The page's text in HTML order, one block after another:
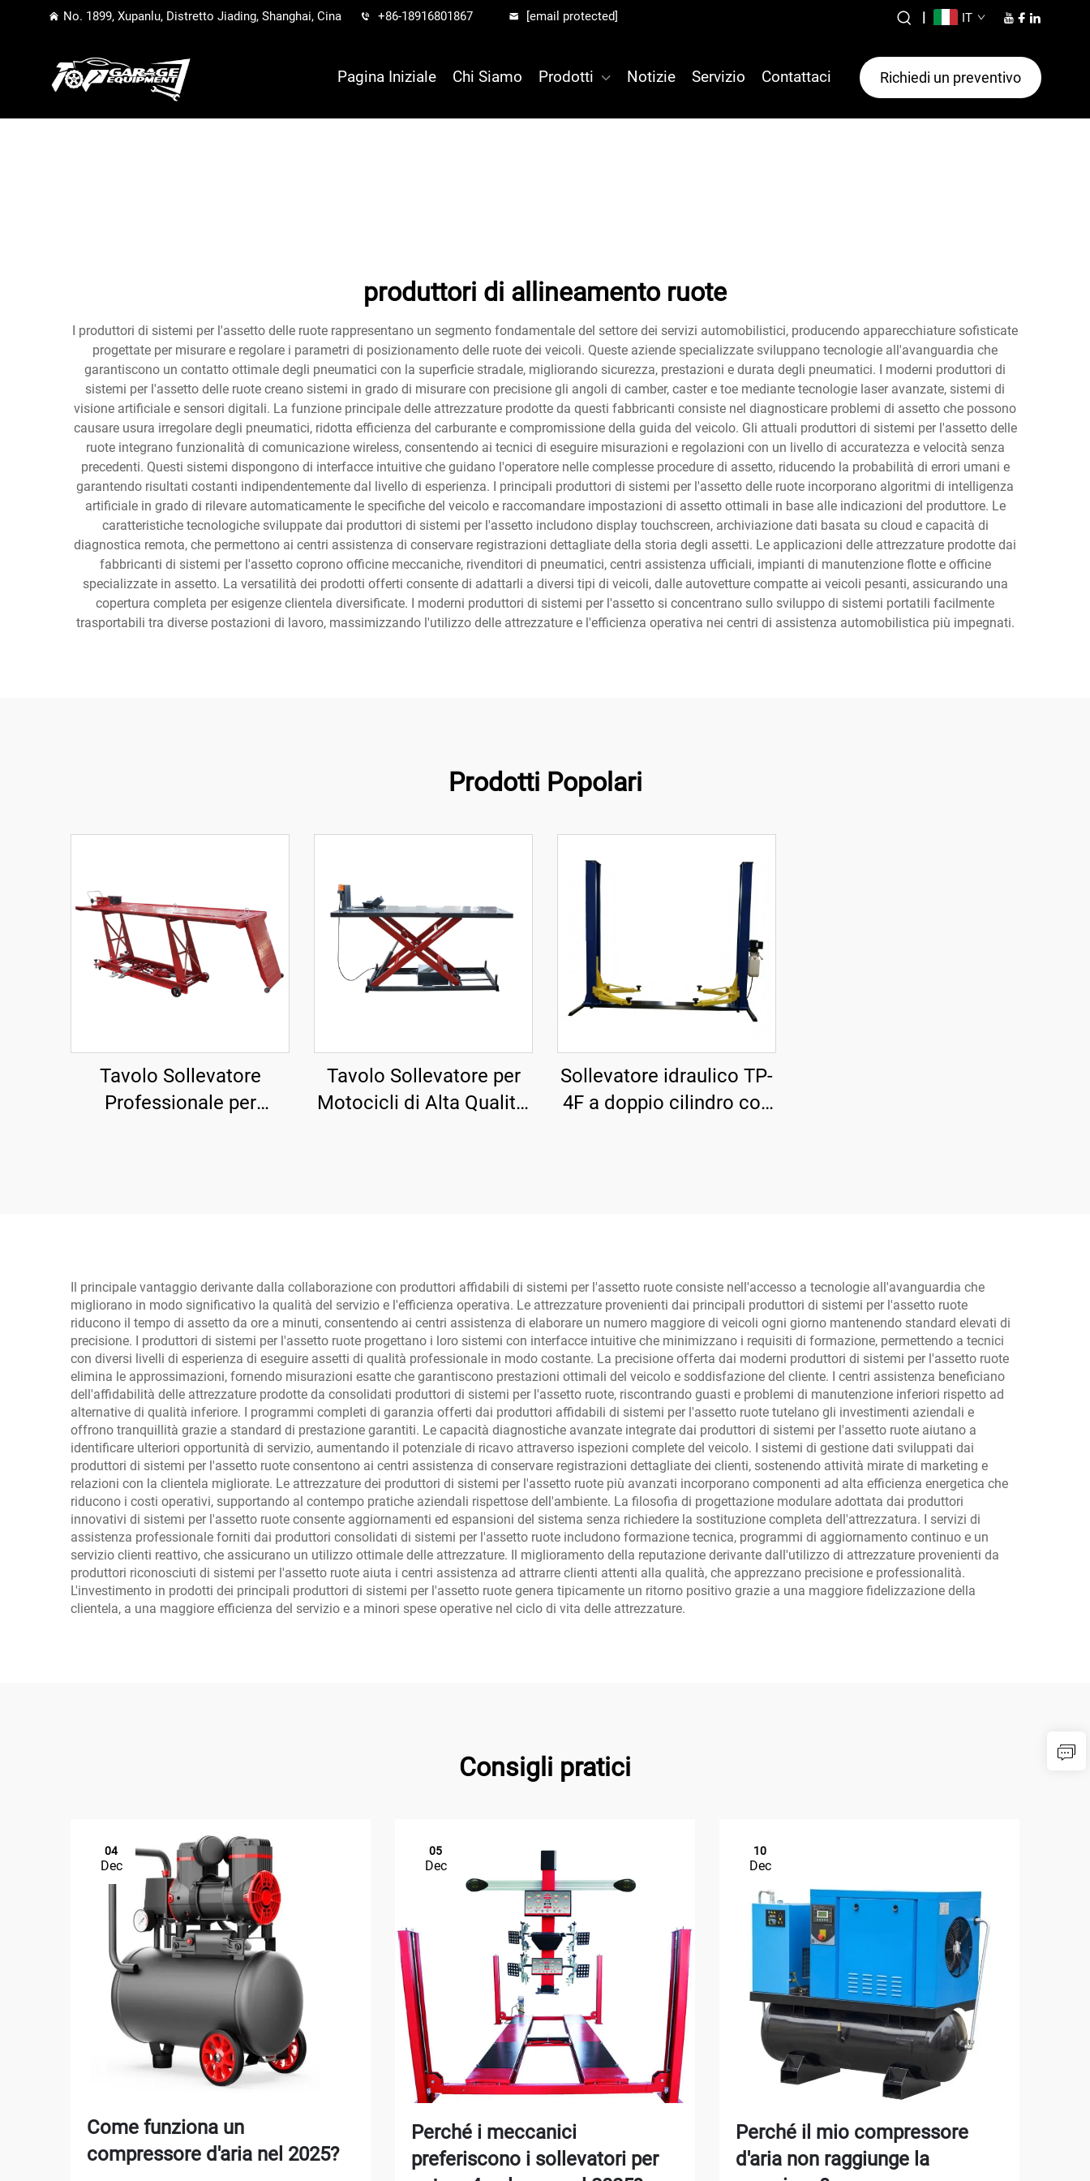
No. 1899, Xupanlu, Distretto Jiading, Shanghai, Cina +86-18916801867 [email protected] | IT
Pagina Iniziale Chi Siamo Prodotti Notizie Servizio Contattaci Richiedi un preventivo
produttori di allineamento ruote
I produttori di sistemi per l'assetto delle ruote rappresentano un segmento fondamentale del settore dei servizi automobilistici, producendo apparecchiature sofisticate
progettate per misurare e regolare i parametri di posizionamento delle ruote dei veicoli. Queste aziende specializzate sviluppano tecnologie all'avanguardia che
garantiscono un contatto ottimale degli pneumatici con la superficie stradale, migliorando sicurezza, prestazioni e durata degli pneumatici. I moderni produttori di
sistemi per l'assetto delle ruote creano sistemi in grado di misurare con precisione gli angoli di camber, caster e toe mediante tecnologie laser avanzate, sistemi di
visione artificiale e sensori digitali. La funzione principale delle attrezzature prodotte da questi fabbricanti consiste nel diagnosticare problemi di assetto che possono
causare usura irregolare degli pneumatici, ridotta efficienza del carburante e compromissione della guida del veicolo. Gli attuali produttori di sistemi per l'assetto delle
ruote integrano funzionalità di comunicazione wireless, consentendo ai tecnici di eseguire misurazioni e regolazioni con un livello di accuratezza e velocità senza
precedenti. Questi sistemi dispongono di interfacce intuitive che guidano l'operatore nelle complesse procedure di assetto, riducendo la probabilità di errori umani e
garantendo risultati costanti indipendentemente dal livello di esperienza. I principali produttori di sistemi per l'assetto delle ruote incorporano algoritmi di intelligenza
artificiale in grado di rilevare automaticamente le specifiche del veicolo e raccomandare impostazioni di assetto ottimali in base alle indicazioni del produttore. Le
caratteristiche tecnologiche sviluppate dai produttori di sistemi per l'assetto includono display touchscreen, archiviazione dati basata su cloud e capacità di
diagnostica remota, che permettono ai centri assistenza di conservare registrazioni dettagliate della storia degli assetti. Le applicazioni delle attrezzature prodotte dai
fabbricanti di sistemi per l'assetto coprono officine meccaniche, rivenditori di pneumatici, centri assistenza ufficiali, impianti di manutenzione flotte e officine
specializzate in assetto. La versatilità dei prodotti offerti consente di adattarli a diversi tipi di veicoli, dalle autovetture compatte ai veicoli pesanti, assicurando una
copertura completa per esigenze clientela diversificate. I moderni produttori di sistemi per l'assetto si concentrano sullo sviluppo di sistemi portatili facilmente
trasportabili tra diverse postazioni di lavoro, massimizzando l'utilizzo delle attrezzature e l'efficienza operativa nei centri di assistenza automobilistica più impegnati.
Prodotti Popolari
Tavolo Sollevatore
Professionale per
Tavolo Sollevatore per
Motocicli di Alta Qualità,
Sollevatore idraulico TP-
4F a doppio cilindro con
Il principale vantaggio derivante dalla collaborazione con produttori affidabili di sistemi per l'assetto ruote consiste nell'accesso a tecnologie all'avanguardia che
migliorano in modo significativo la qualità del servizio e l'efficienza operativa. Le attrezzature provenienti dai principali produttori di sistemi per l'assetto ruote
riducono il tempo di assetto da ore a minuti, consentendo ai centri assistenza di elaborare un numero maggiore di veicoli ogni giorno mantenendo standard elevati di
precisione. I produttori di sistemi per l'assetto ruote progettano i loro sistemi con interfacce intuitive che minimizzano i requisiti di formazione, permettendo a tecnici
con diversi livelli di esperienza di eseguire assetti di qualità professionale in modo costante. La precisione offerta dai moderni produttori di sistemi per l'assetto ruote
elimina le approssimazioni, fornendo misurazioni esatte che garantiscono prestazioni ottimali del veicolo e soddisfazione del cliente. I centri assistenza beneficiano
dell'affidabilità delle attrezzature prodotte da consolidati produttori di sistemi per l'assetto ruote, riscontrando guasti e problemi di manutenzione inferiori rispetto ad
alternative di qualità inferiore. I programmi completi di garanzia offerti dai produttori affidabili di sistemi per l'assetto ruote tutelano gli investimenti aziendali e
offrono tranquillità grazie a standard di prestazione garantiti. Le capacità diagnostiche avanzate integrate dai produttori di sistemi per l'assetto ruote aiutano a
identificare ulteriori opportunità di servizio, aumentando il potenziale di ricavo attraverso ispezioni complete del veicolo. I sistemi di gestione dati sviluppati dai
produttori di sistemi per l'assetto ruote consentono ai centri assistenza di conservare registrazioni dettagliate dei clienti, sostenendo attività mirate di marketing e
relazioni con la clientela migliorate. Le attrezzature dei produttori di sistemi per l'assetto ruote più avanzati incorporano componenti ad alta efficienza energetica che
riducono i costi operativi, supportando al contempo pratiche aziendali rispettose dell'ambiente. La filosofia di progettazione modulare adottata dai produttori
innovativi di sistemi per l'assetto ruote consente aggiornamenti ed espansioni del sistema senza richiedere la sostituzione completa dell'attrezzatura. I servizi di
assistenza professionale forniti dai produttori consolidati di sistemi per l'assetto ruote includono formazione tecnica, programmi di aggiornamento continuo e un
servizio clienti reattivo, che assicurano un utilizzo ottimale delle attrezzature. Il miglioramento della reputazione derivante dall'utilizzo di attrezzature provenienti da
produttori riconosciuti di sistemi per l'assetto ruote aiuta i centri assistenza ad attrarre clienti attenti alla qualità, che apprezzano precisione e professionalità.
L'investimento in prodotti dei principali produttori di sistemi per l'assetto ruote genera tipicamente un ritorno positivo grazie a una maggiore fidelizzazione della
clientela, a una maggiore efficienza del servizio e a minori spese operative nel ciclo di vita delle attrezzature.
Consigli pratici
04
Dec
Come funziona un
compressore d'aria nel 2025?
05
Dec
Perché i meccanici
preferiscono i sollevatori per
10
Dec
Perché il mio compressore
d'aria non raggiunge la